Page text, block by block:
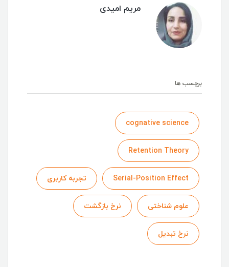
مریم امیدی
برچسب ها
cognative science
Retention Theory
Serial-Position Effect تجربه کاربری
علوم شناختی نرخ بازگشت
نرخ تبدیل